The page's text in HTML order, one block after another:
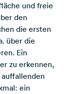
und freie
den
die ersten
über die
Ein
zu erkennen,
ein